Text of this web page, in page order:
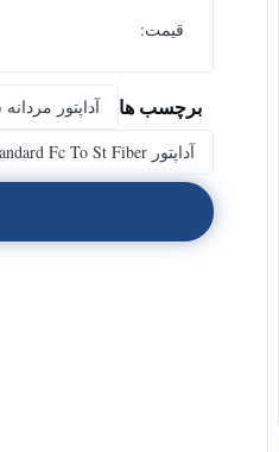
قیمت:
برچسب ها
آداپتور
آداپتور IEC Standard Fc To St Fiber